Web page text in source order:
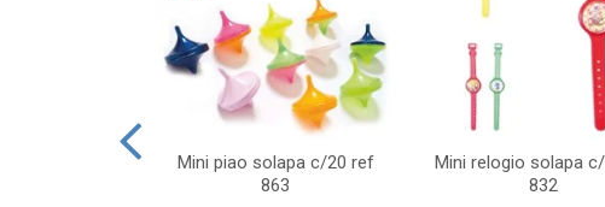
Mini piao solapa c/20 ref
863
Mini relogio solapa
832